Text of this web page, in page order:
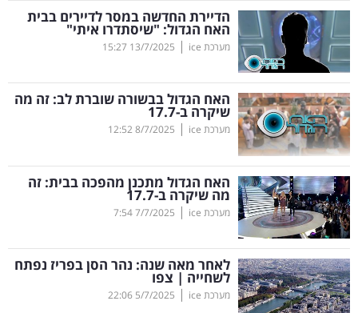
קריירה
ולימודים
מינויים
רייטינג
רכב
בריאות
תרבות
ופנאי
תיירות
הדיירת החדשה במסר לדיירים בבית
האח הגדול: "שיסתדרו איתי"
מערכת ice |
13/7/2025
15:27
האח הגדול בבשורה שוברת לב: זה מה
שיקרה ב-17.7
מערכת ice |
8/7/2025
12:52
האח הגדול מתכנן מהפכה בבית: זה
מה שיקרה ב-17.7
מערכת ice |
7/7/2025
7:54
לאחר מאה שנה: נהר הסן בפריז נפתח
לשחייה | צפו
מערכת ice |
5/7/2025
22:06